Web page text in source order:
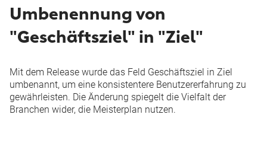
Umbenennung von
"Geschäftsziel" in "Ziel"
Mit dem Release wurde das Feld Geschäftsziel in Ziel
umbenannt, um eine konsistentere Benutzererfahrung zu
gewährleisten. Die Änderung spiegelt die Vielfalt der
Branchen wider, die Meisterplan nutzen.